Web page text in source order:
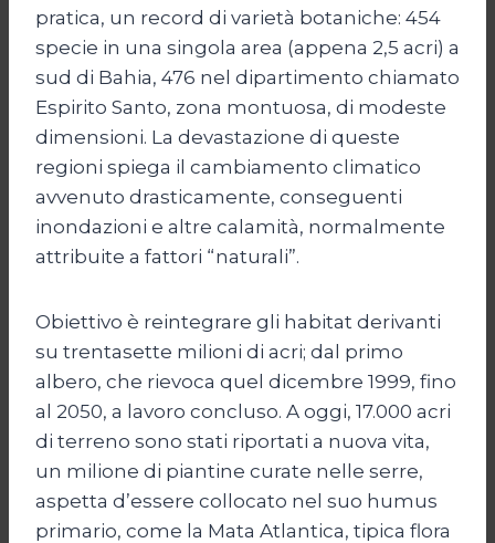
pratica, un record di varietà botaniche: 454
specie in una singola area (appena 2,5 acri) a
sud di Bahia, 476 nel dipartimento chiamato
Espirito Santo, zona montuosa, di modeste
dimensioni. La devastazione di queste
regioni spiega il cambiamento climatico
avvenuto drasticamente, conseguenti
inondazioni e altre calamità, normalmente
attribuite a fattori “naturali”.
Obiettivo è reintegrare gli habitat derivanti
su trentasette milioni di acri; dal primo
albero, che rievoca quel dicembre 1999, fino
al 2050, a lavoro concluso. A oggi, 17.000 acri
di terreno sono stati riportati a nuova vita,
un milione di piantine curate nelle serre,
aspetta d’essere collocato nel suo humus
primario, come la Mata Atlantica, tipica flora